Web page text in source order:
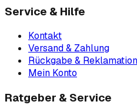
Service & Hilfe
Kontakt
Versand & Zahlung
Rückgabe & Reklamation
Mein Konto
Ratgeber & Service